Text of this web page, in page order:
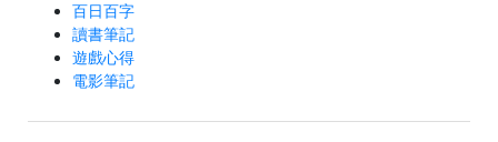
百日百字
讀書筆記
遊戲心得
電影筆記